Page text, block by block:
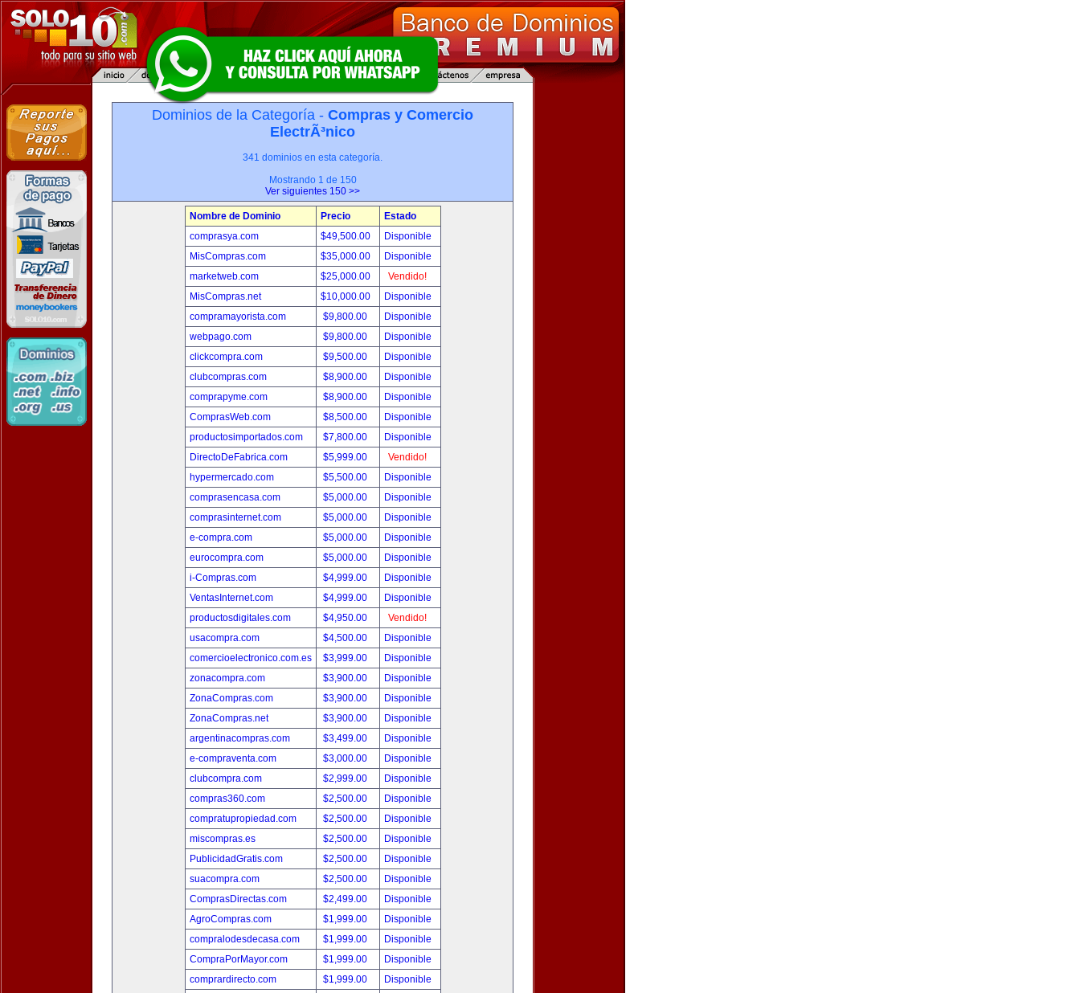
Dominios de la Categoría - Compras y Comercio
ElectrÃ³nico
341 dominios en esta categoría.
Mostrando 1 de 150
Ver siguientes 150 >>
Nombre de Dominio Precio
Estado
comprasya.com
$49,500.00
Disponible
MisCompras.com
$35,000.00
Disponible
marketweb.com
$25,000.00
Vendido!
MisCompras.net
$10,000.00
Disponible
compramayorista.com
$9,800.00
Disponible
webpago.com
$9,800.00
Disponible
clickcompra.com
$9,500.00
Disponible
clubcompras.com
$8,900.00
Disponible
comprapyme.com
$8,900.00
Disponible
ComprasWeb.com
$8,500.00
Disponible
productosimportados.com
$7,800.00
Disponible
DirectoDeFabrica.com
$5,999.00
Vendido!
hypermercado.com
$5,500.00
Disponible
comprasencasa.com
$5,000.00
Disponible
comprasinternet.com
$5,000.00
Disponible
e-compra.com
$5,000.00
Disponible
eurocompra.com
$5,000.00
Disponible
i-Compras.com
$4,999.00
Disponible
VentasInternet.com
$4,999.00
Disponible
productosdigitales.com
$4,950.00
Vendido!
usacompra.com
$4,500.00
Disponible
comercioelectronico.com.es
$3,999.00
Disponible
zonacompra.com
$3,900.00
Disponible
ZonaCompras.com
$3,900.00
Disponible
ZonaCompras.net
$3,900.00
Disponible
argentinacompras.com
$3,499.00
Disponible
e-compraventa.com
$3,000.00
Disponible
clubcompra.com
$2,999.00
Disponible
compras360.com
$2,500.00
Disponible
compratupropiedad.com
$2,500.00
Disponible
miscompras.es
$2,500.00
Disponible
PublicidadGratis.com
$2,500.00
Disponible
suacompra.com
$2,500.00
Disponible
ComprasDirectas.com
$2,499.00
Disponible
AgroCompras.com
$1,999.00
Disponible
compralodesdecasa.com
$1,999.00
Disponible
CompraPorMayor.com
$1,999.00
Disponible
comprardirecto.com
$1,999.00
Disponible